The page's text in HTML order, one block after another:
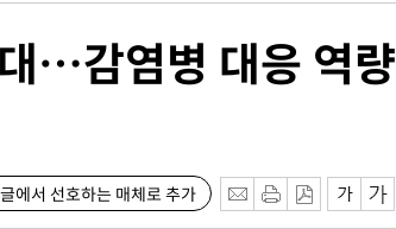
…감염병 대응 역량
에서 선호하는 매체로 추가